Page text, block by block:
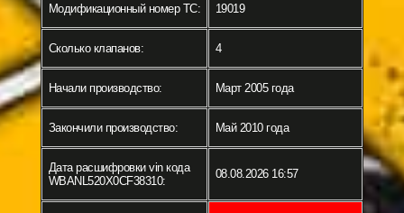
Модификационный номер ТС: 19019
Сколько клапанов: 4
Начали производство: Март 2005 года
Закончили производство: Май 2010 года
Дата расшифровки vin кода
WBANL520X0CF38310:
08.08.2026 16:57